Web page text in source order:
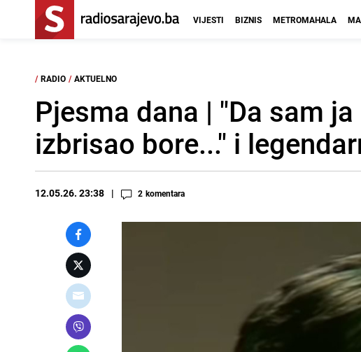
VIJESTI BIZNIS METROMAHALA
/ RADIO / AKTUELNO
Pjesma dana | "Da sam
izbrisao bore..." i
12.05.26. 23:38 2 komentara